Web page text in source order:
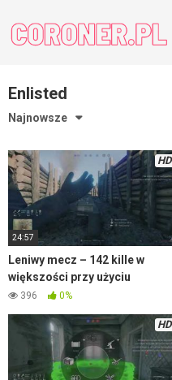
content
Enlisted
Najnowsze
HD
24:57
Leniwy mecz – 142 kille w
większości przy użyciu
moździerza – Enlisted
396 0%
HD